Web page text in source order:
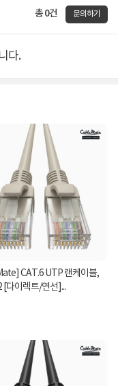
총 0건 문의하기
다.
CAT.6 UTP 랜케이블,
[다이렉트/연선]...